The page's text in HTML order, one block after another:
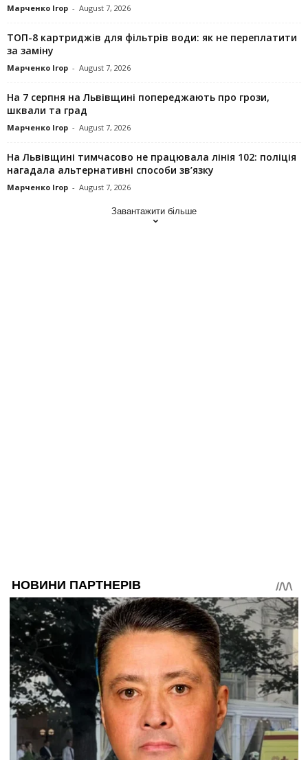
Марченко Ігор - August 7, 2026
ТОП-8 картриджів для фільтрів води: як не переплатити
за заміну
Марченко Ігор - August 7, 2026
На 7 серпня на Львівщині попереджають про грози,
шквали та град
Марченко Ігор - August 7, 2026
На Львівщині тимчасово не працювала лінія 102: поліція
нагадала альтернативні способи зв’язку
Марченко Ігор - August 7, 2026
Завантажити більше